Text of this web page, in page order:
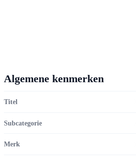
Algemene kenmerken
Titel
Subcategorie
Merk